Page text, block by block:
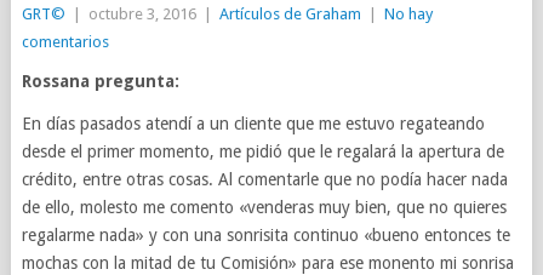
GRT© octubre 3, 2016 Artículos de Graham
No hay
comentarios
Rossana pregunta:
En días pasados atendí a un cliente que me estuvo regateando
desde el primer momento, me pidió que le regalará la apertura de
crédito, entre otras cosas. Al comentarle que no podía hacer nada
de ello, molesto me comento «venderas muy bien, que no quieres
regalarme nada» y con una sonrisita continuo «bueno entonces te
mochas con la mitad de tu Comisión» para ese monento mi sonrisa